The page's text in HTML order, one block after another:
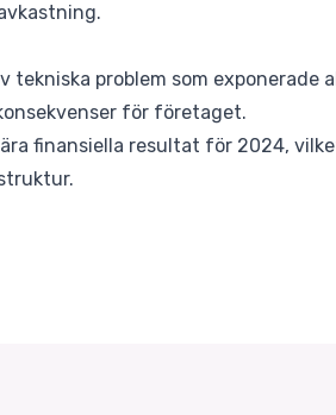
tekniska problem som exponerade
för företaget.
finansiella resultat för 2024,